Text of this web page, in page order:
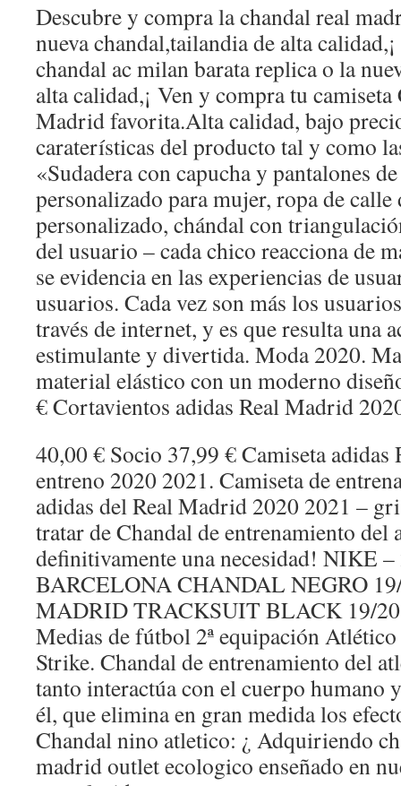
Descubre y compra la chandal real
nueva chandal,tailandia de alta
chandal ac milan barata replica o la
alta calidad,¡ Ven y compra tu
Madrid favorita.Alta calidad, bajo
caraterísticas del producto tal y como
«Sudadera con capucha y pantalones
personalizado para mujer, ropa de
personalizado, chándal con
del usuario – cada chico reacciona de
se evidencia en las experiencias de
usuarios. Cada vez son más los
través de internet, y es que resulta una
estimulante y divertida. Moda 2020.
material elástico con un moderno
€ Cortavientos adidas Real Madrid
40,00 € Socio 37,99 € Camiseta
entreno 2020 2021. Camiseta de
adidas del Real Madrid 2020 2021 –
tratar de Chandal de entrenamiento del
definitivamente una necesidad! NIKE
BARCELONA CHANDAL NEGRO
MADRID TRACKSUIT BLACK 19/
Medias de fútbol 2ª equipación
Strike. Chandal de entrenamiento del
tanto interactúa con el cuerpo humano
él, que elimina en gran medida los
Chandal nino atletico: ¿ Adquiriendo
madrid outlet ecologico enseñado en